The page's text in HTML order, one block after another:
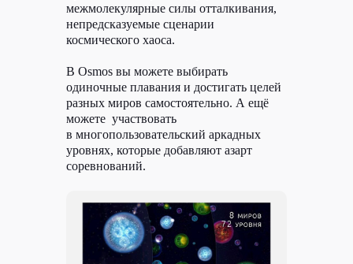
межмолекулярные силы отталкивания,
непредсказуемые сценарии
космического хаоса.
В Osmos вы можете выбирать
одиночные плавания и достигать целей
разных миров самостоятельно. А ещё
можете участвовать
в многопользовательский аркадных
уровнях, которые добавляют азарт
соревнований.